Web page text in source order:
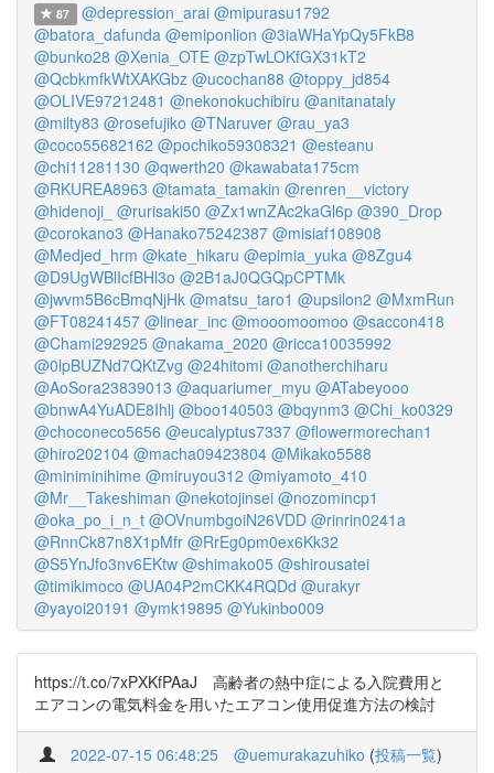
87 @depression_arai @mipurasu1792
@batora_dafunda @emiponlion @3iaWHaYpQy5FkB8
@bunko28 @Xenia_OTE @zpTwLOKfGX31kT2
@QcbkmfkWtXAKGbz @ucochan88 @toppy_jd854
@OLIVE97212481 @nekonokuchibiru @anitanataly
@milty83 @rosefujiko @TNaruver @rau_ya3
@coco55682162 @pochiko59308321 @esteanu
@chi11281130 @qwerth20 @kawabata175cm
@RKUREA8963 @tamata_tamakin @renren__victory
@hidenoji_ @rurisaki50 @Zx1wnZAc2kaGl6p @390_Drop
@corokano3 @Hanako75242387 @misiaf108908
@Medjed_hrm @kate_hikaru @epimia_yuka @8Zgu4
@D9UgWBlIcfBHl3o @2B1aJ0QGQpCPTMk
@jwvm5B6cBmqNjHk @matsu_taro1 @upsilon2 @MxmRun
@FT08241457 @linear_inc @mooomoomoo @saccon418
@Chami292925 @nakama_2020 @ricca10035992
@0lpBUZNd7QKtZvg @24hitomi @anotherchiharu
@AoSora23839013 @aquariumer_myu @ATabeyooo
@bnwA4YuADE8Ihlj @boo140503 @bqynm3 @Chi_ko0329
@choconeco5656 @eucalyptus7337 @flowermorechan1
@hiro202104 @macha09423804 @Mikako5588
@miniminihime @miruyou312 @miyamoto_410
@Mr__Takeshiman @nekotojinsei @nozomincp1
@oka_po_i_n_t @OVnumbgoiN26VDD @rinrin0241a
@RnnCk87n8X1pMfr @RrEg0pm0ex6Kk32
@S5YnJfo3nv6EKtw @shimako05 @shirousatei
@timikimoco @UA04P2mCKK4RQDd @urakyr
@yayoi20191 @ymk19895 @Yukinbo009
https://t.co/7xPXKfPAaJ 高齢者の熱中症による入院費用と
エアコンの電気料金を用いたエアコン使用促進方法の検討
2022-07-15 06:48:25 @uemurakazuhiko (投稿一覧)